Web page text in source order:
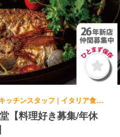
イタリアン, 洋食・西洋料理 | キッチンスタッフ | イタリア食堂 VOLTA うめきたグリーンプレイス店
【料理好き募集/年休